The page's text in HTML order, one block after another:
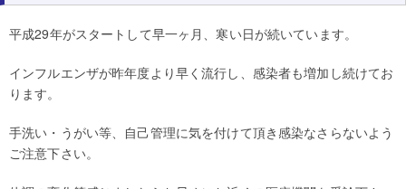
平成29年がスタートして早一ヶ月、寒い日が続いています。
インフルエンザが昨年度より早く流行し、感染者も増加し続けてお
ります。
手洗い・うがい等、自己管理に気を付けて頂き感染なさらないよう
ご注意下さい。